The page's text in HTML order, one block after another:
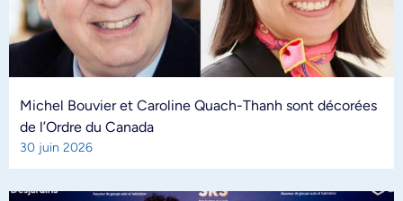
Michel Bouvier et Caroline Quach-Thanh sont décorées
de l’Ordre du Canada
30 juin 2026